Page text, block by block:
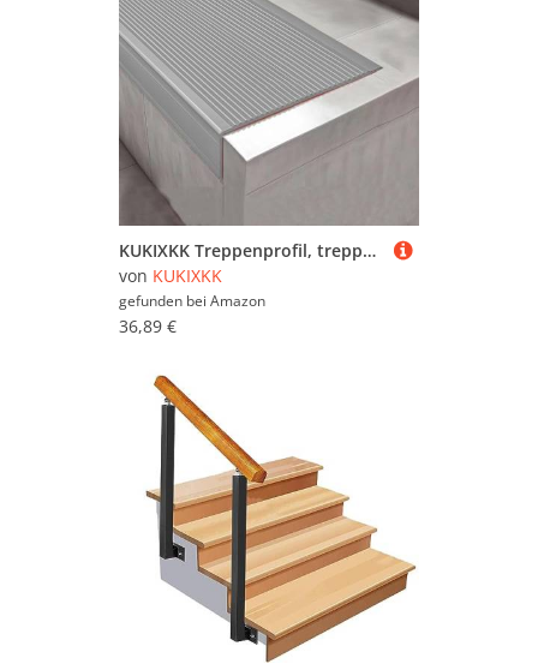
KUKIXKK Treppenprofil, treppenkantenprofil selbstklebend kantenprofil aus Vinyl, kantenschutz selbstklebend zum Abziehen und Aufkleben, für Innen- und Außentreppen, B 10x4 cm(Gray,3.3m/10.83ft)
von KUKIXKK
gefunden bei Amazon
36,89 €